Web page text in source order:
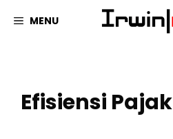
MENU
Efisiensi Pajak